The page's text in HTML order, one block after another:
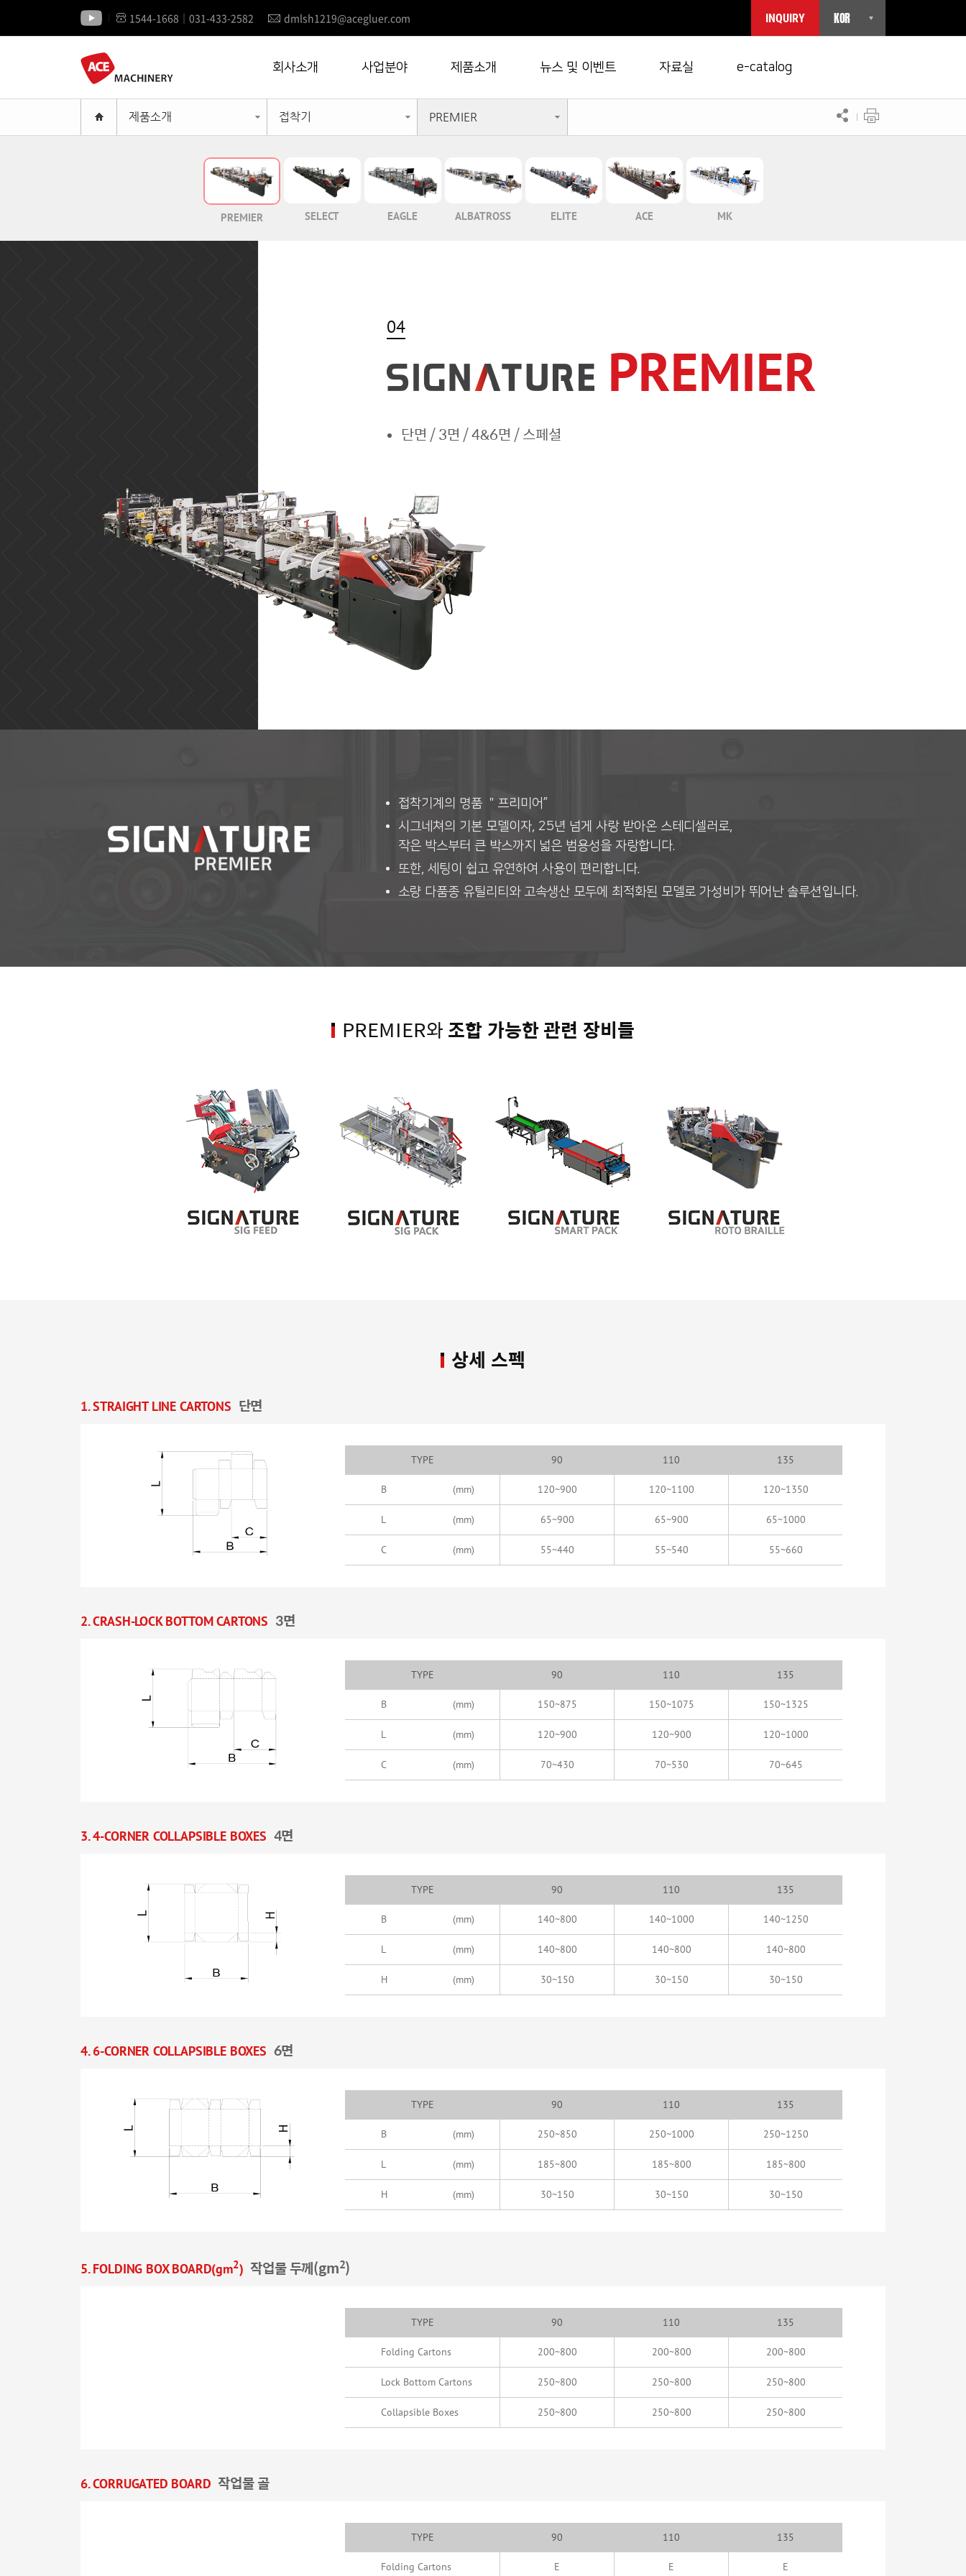
1544-1668│031-433-2582 dmlsh1219@acegluer.com INQUIRY KOR
회사소개 사업분야 제품소개 뉴스 및 이벤트 자료실 e-catalog
제품소개 접착기 PREMIER
PREMIER SELECT EAGLE ALBATROSS ELITE ACE MK
04
PREMIER
단면 / 3면 / 4&6면 / 스페셜
접착기계의 명품 ＂프리미어”
시그네쳐의 기본 모델이자, 25년 넘게 사랑 받아온 스테디셀러로,
작은 박스부터 큰 박스까지 넓은 범용성을 자랑합니다.
또한, 세팅이 쉽고 유연하여 사용이 편리합니다.
소량 다품종 유틸리티와 고속생산 모두에 최적화된 모델로 가성비가 뛰어난 솔루션입니다.
PREMIER와 조합 가능한 관련 장비들
상세 스펙
1. STRAIGHT LINE CARTONS 단면
TYPE 90 110 135
B (mm) 120~900 120~1100 120~1350
L (mm) 65~900 65~900 65~1000
C (mm) 55~440 55~540 55~660
2. CRASH-LOCK BOTTOM CARTONS 3면
TYPE 90 110 135
B (mm) 150~875 150~1075 150~1325
L (mm) 120~900 120~900 120~1000
C (mm) 70~430 70~530 70~645
3. 4-CORNER COLLAPSIBLE BOXES 4면
TYPE 90 110 135
B (mm) 140~800 140~1000 140~1250
L (mm) 140~800 140~800 140~800
H (mm) 30~150 30~150 30~150
4. 6-CORNER COLLAPSIBLE BOXES 6면
TYPE 90 110 135
B (mm) 250~850 250~1000 250~1250
L (mm) 185~800 185~800 185~800
H (mm) 30~150 30~150 30~150
5. FOLDING BOX BOARD(gm2) 작업물 두께(gm2)
TYPE 90 110 135
Folding Cartons 200~800 200~800 200~800
Lock Bottom Cartons 250~800 250~800 250~800
Collapsible Boxes 250~800 250~800 250~800
6. CORRUGATED BOARD 작업물 골
TYPE 90 110 135
Folding Cartons E E E